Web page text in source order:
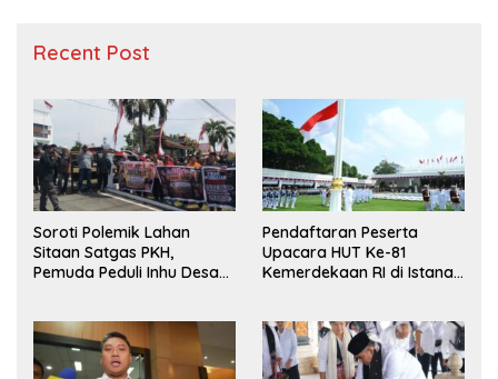
Recent Post
Soroti Polemik Lahan
Sitaan Satgas PKH,
Pemuda Peduli Inhu Desak
Pendaftaran Peserta
Upacara HUT Ke-81
Kemerdekaan RI di Istana